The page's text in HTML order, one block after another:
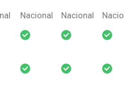
Criança Prótese
Nacional Nacional